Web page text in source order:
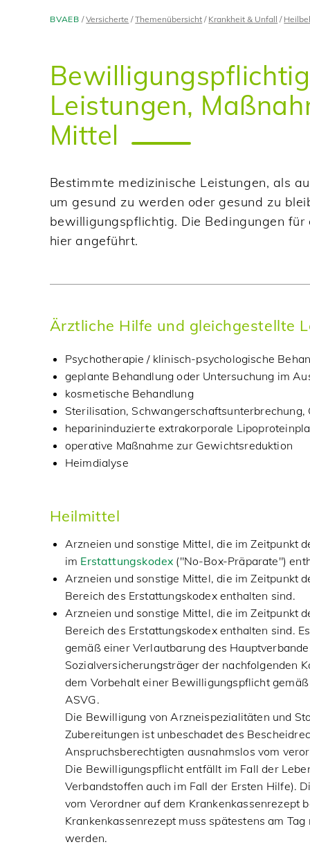
BVAEB Versicherte Themenübersicht Krankheit & Unfall
Leistungen,
Mittel
Bestimmte medizinische Leistungen, als
um gesund zu werden oder gesund zu
bewilligungspflichtig. Die Bedingungen
hier angeführt.
Ärztliche Hilfe und gleichgestellte
Psychotherapie / klinisch-psychologische
geplante Behandlung oder Untersuchung im
kosmetische Behandlung
Sterilisation,
heparininduzierte extrakorporale
operative Maßnahme zur Gewichtsreduktion
Heimdialyse
Heilmittel
Arzneien und sonstige Mittel, die im Zeitpunkt
im Erstattungskodex ("No-Box-Präparate")
Arzneien und sonstige Mittel, die im Zeitpunkt
Bereich des Erstattungskodex enthalten sind.
Arzneien und sonstige Mittel, die im Zeitpunkt
Bereich des Erstattungskodex enthalten sind.
gemäß einer Verlautbarung des
Sozialversicherungsträger der nachfolgenden
dem Vorbehalt einer Bewilligungspflicht
ASVG.
Die Bewilligung von Arzneispezialitäten und
Zubereitungen ist unbeschadet des
Anspruchsberechtigten ausnahmslos vom
Die Bewilligungspflicht entfällt im Fall der
Verbandstoffen auch im Fall der Ersten Hilfe).
vom Verordner auf dem Krankenkassenrezept
Krankenkassenrezept muss spätestens am
werden.